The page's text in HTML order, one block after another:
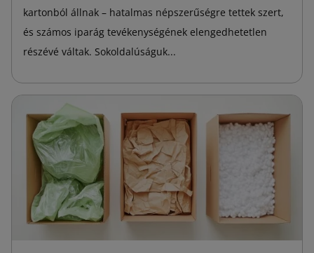
kartonból állnak – hatalmas népszerűségre tettek szert,
és számos iparág tevékenységének elengedhetetlen
részévé váltak. Sokoldalúságuk...